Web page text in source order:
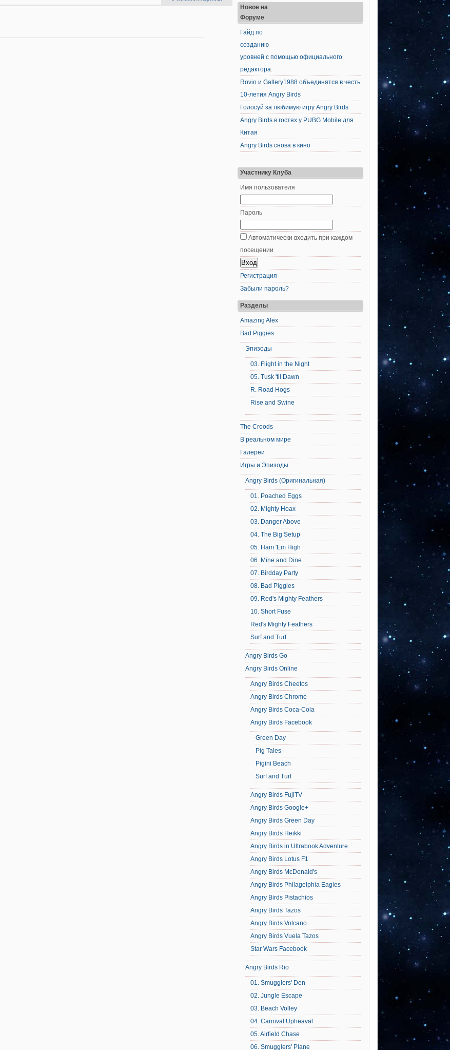
Новое на
Форуме
Гайд по
созданию
уровней с помощью официального
редактора.
Rovio и Gallery1988 объединятся в честь
10-летия Angry Birds
Голосуй за любимую игру Angry Birds
Angry Birds в гостях у PUBG Mobile для
Китая
Angry Birds снова в кино
Участнику Клуба
Имя пользователя
Пароль
Автоматически входить при каждом
посещении
Регистрация
Забыли пароль?
Разделы
Amazing Alex
Bad Piggies
Эпизоды
03. Flight in the Night
05. Tusk 'til Dawn
R. Road Hogs
Rise and Swine
The Croods
В реальном мире
Галереи
Игры и Эпизоды
Angry Birds (Оригинальная)
01. Poached Eggs
02. Mighty Hoax
03. Danger Above
04. The Big Setup
05. Ham 'Em High
06. Mine and Dine
07. Birdday Party
08. Bad Piggies
09. Red's Mighty Feathers
10. Short Fuse
Red's Mighty Feathers
Surf and Turf
Angry Birds Go
Angry Birds Online
Angry Birds Cheetos
Angry Birds Chrome
Angry Birds Coca-Cola
Angry Birds Facebook
Green Day
Pig Tales
Pigini Beach
Surf and Turf
Angry Birds FujiTV
Angry Birds Google+
Angry Birds Green Day
Angry Birds Heikki
Angry Birds in Ultrabook Adventure
Angry Birds Lotus F1
Angry Birds McDonald's
Angry Birds Philagelphia Eagles
Angry Birds Pistachios
Angry Birds Tazos
Angry Birds Volcano
Angry Birds Vuela Tazos
Star Wars Facebook
Angry Birds Rio
01. Smugglers' Den
02. Jungle Escape
03. Beach Volley
04. Carnival Upheaval
05. Airfield Chase
06. Smugglers' Plane